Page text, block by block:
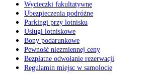
Wycieczki fakultatywne
Ubezpieczenia podróżne
Parkingi przy lotnisku
Usługi lotniskowe
Bony podarunkowe
Pewność niezmiennej ceny
Bezpłatne odwołanie rezerwacji
Regulamin miejsc w samolocie